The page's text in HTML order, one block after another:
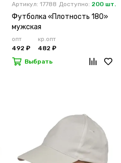
Артикул: 17788 Доступно: 200 шт.
Футболка «Плотность 180»
мужская
опт
492 ₽
кр.опт
482 ₽
Выбрать